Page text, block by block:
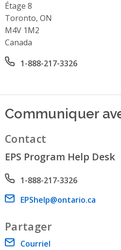
Étage 8
Toronto, ON
M4V 1M2
Canada
Office phone number
1-888-217-3326
Communiquer
Contact
EPS Program Help Desk
Phone number
1-888-217-3326
Email address
EPShelp@ontario.ca
Partager
Courriel